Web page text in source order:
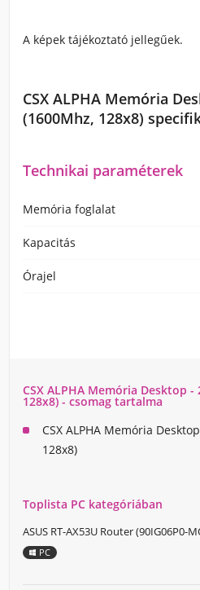
A képek tájékoztató jellegűek.
CSX ALPHA Memória
(1600Mhz, 128x8)
Technikai paraméterek
Memória foglalat
Kapacitás
Órajel
CSX ALPHA Memória Desktop -
128x8) - csomag tartalma
CSX ALPHA Memória
128x8)
Toplista PC kategóriában
ASUS RT-AX53U Router (90IG06P0-
PC